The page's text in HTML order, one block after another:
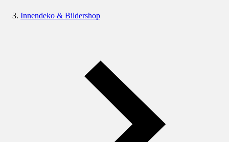
Innendeko & Bildershop